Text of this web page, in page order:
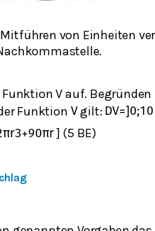
von Einheiten
V auf.
Funktion Vgilt: DV=] 0;10
πr3+90πr] (5 BE)